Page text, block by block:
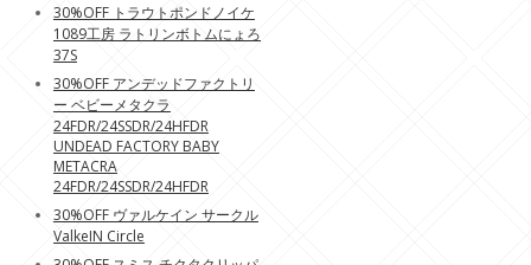
30%OFF トラウトポンドノイケ
1089工房 ラトリンボトムにょろ
37S
30%OFF アンデッドファクトリ
ー ベビーメタクラ
24FDR/24SSDR/24HFDR
UNDEAD FACTORY BABY
METACRA
24FDR/24SSDR/24HFDR
30%OFF ヴァルケイン サークル
ValkeIN Circle